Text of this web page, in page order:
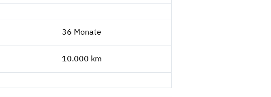
36 Monate
10.000 km